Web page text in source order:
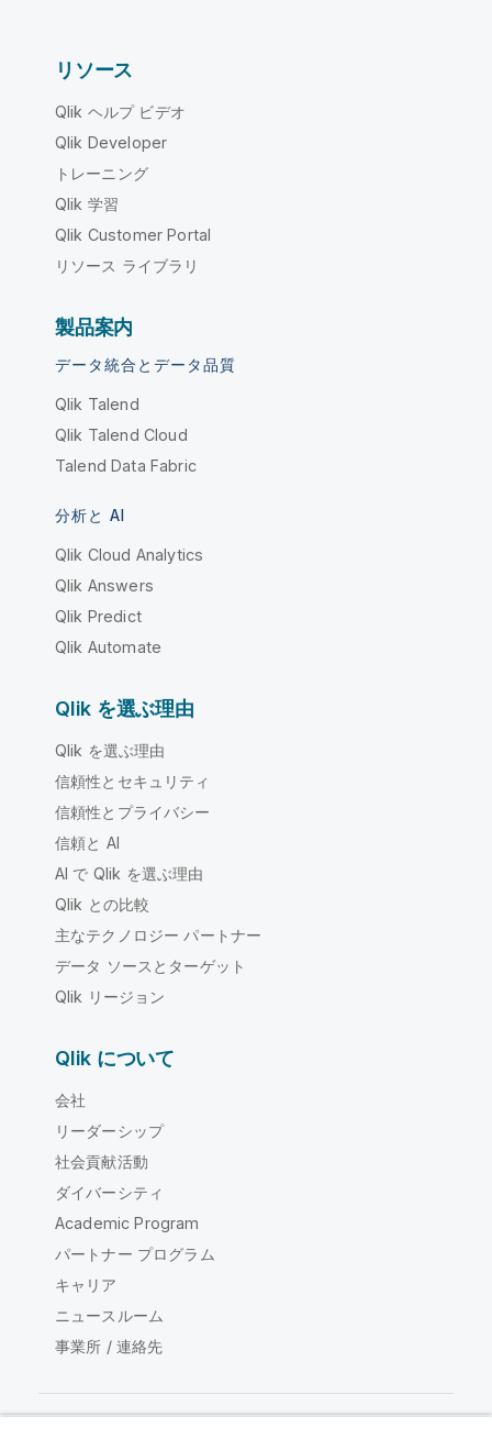
リソース
Qlik ヘルプ ビデオ
Qlik Developer
トレーニング
Qlik 学習
Qlik Customer Portal
リソース ライブラリ
製品案内
データ統合とデータ品質
Qlik Talend
Qlik Talend Cloud
Talend Data Fabric
分析と AI
Qlik Cloud Analytics
Qlik Answers
Qlik Predict
Qlik Automate
Qlik を選ぶ理由
Qlik を選ぶ理由
信頼性とセキュリティ
信頼性とプライバシー
信頼と AI
AI で Qlik を選ぶ理由
Qlik との比較
主なテクノロジー パートナー
データ ソースとターゲット
Qlik リージョン
Qlik について
会社
リーダーシップ
社会貢献活動
ダイバーシティ
Academic Program
パートナー プログラム
キャリア
ニュースルーム
事業所 / 連絡先